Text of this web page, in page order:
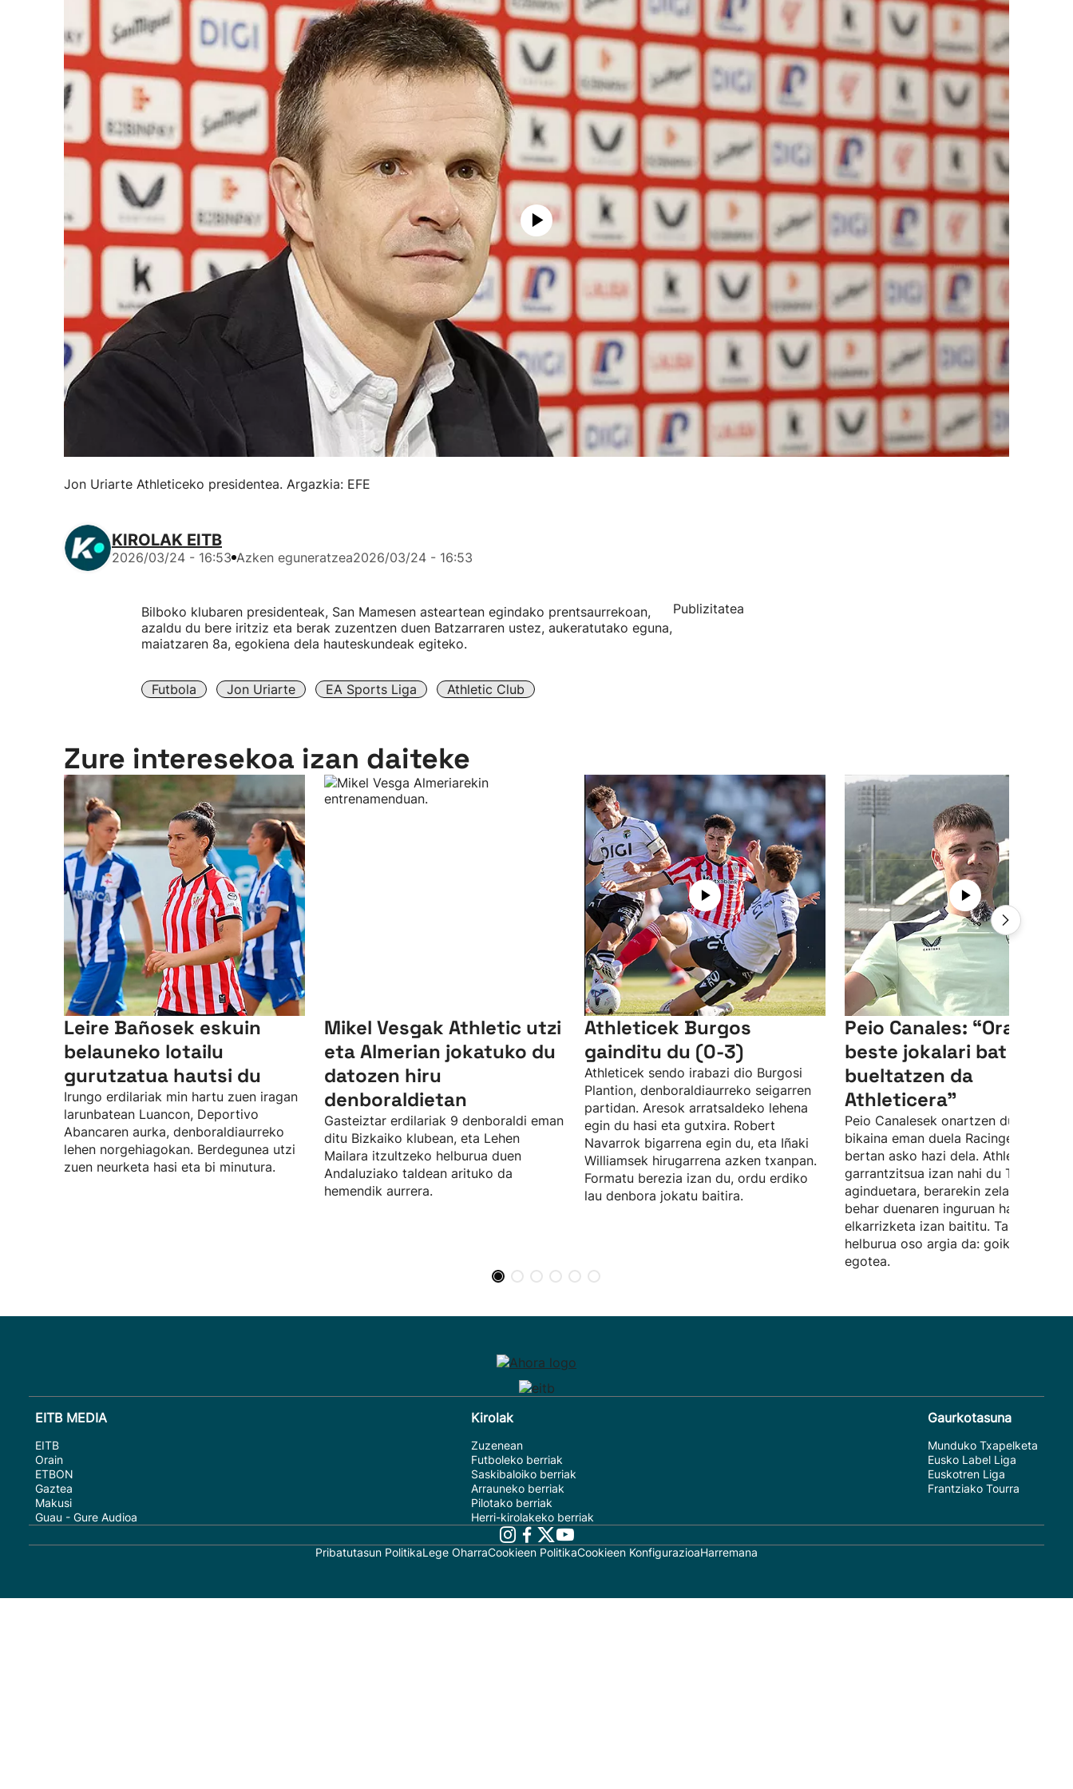
Jon Uriarte Athleticeko presidentea. Argazkia: EFE
KIROLAK EITB
2026/03/24 - 16:53 Azken eguneratzea2026/03/24 - 16:53
Bilboko klubaren presidenteak, San Mamesen asteartean egindako prentsaurrekoan,
azaldu du bere iritziz eta berak zuzentzen duen Batzarraren ustez, aukeratutako eguna,
maiatzaren 8a, egokiena dela hauteskundeak egiteko.
Futbola Jon Uriarte EA Sports Liga Athletic Club
Publizitatea
Zure interesekoa izan daiteke
Leire Bañosek eskuin
belauneko lotailu
gurutzatua hautsi du
Irungo erdilariak min hartu zuen iragan
larunbatean Luancon, Deportivo
Abancaren aurka, denboraldiaurreko
lehen norgehiagokan. Berdegunea utzi
zuen neurketa hasi eta bi minutura.
Mikel Vesgak Athletic utzi
eta Almerian jokatuko du
datozen hiru
denboraldietan
Gasteiztar erdilariak 9 denboraldi eman
ditu Bizkaiko klubean, eta Lehen
Mailara itzultzeko helburua duen
Andaluziako taldean arituko da
hemendik aurrera.
Athleticek Burgos
gainditu du (0-3)
Athleticek sendo irabazi dio Burgosi
Plantion, denboraldiaurreko seigarren
partidan. Aresok arratsaldeko lehena
egin du hasi eta gutxira. Robert
Navarrok bigarrena egin du, eta Iñaki
Williamsek hirugarrena azken txanpan.
Formatu berezia izan du, ordu erdiko
lau denbora jokatu baitira.
Peio Canales: “Orain
beste jokalari bat
bueltatzen da
Athleticera”
Peio Canalesek onartzen du urte
bikaina eman duela Racingen utzita,
bertan asko hazi dela. Athleticen
garrantzitsua izan nahi du Terzicen
aginduetara, berarekin zelaian egin
behar duenaren inguruan hainbat
elkarrizketa izan baititu. Taldearen
helburua oso argia da: goiko
egotea.
EITB MEDIA
EITB
Orain
ETBON
Gaztea
Makusi
Guau - Gure Audioa
Kirolak
Zuzenean
Futboleko berriak
Saskibaloiko berriak
Arrauneko berriak
Pilotako berriak
Herri-kirolakeko berriak
Gaurkotasuna
Munduko Txapelketa
Eusko Label Liga
Euskotren Liga
Frantziako Tourra
Pribatutasun PolitikaLege OharraCookieen PolitikaCookieen KonfigurazioaHarremana